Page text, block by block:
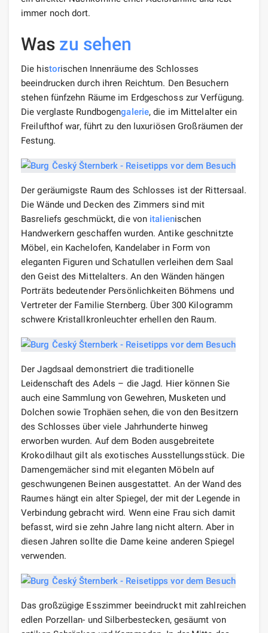
immer noch dort.
Was zu sehen
Die historischen Innenräume des Schlosses
beeindrucken durch ihren Reichtum. Den Besuchern
stehen fünfzehn Räume im Erdgeschoss zur Verfügung.
Die verglaste Rundbogengalerie, die im Mittelalter ein
Freilufthof war, führt zu den luxuriösen Großräumen der
Festung.
Der geräumigste Raum des Schlosses ist der Rittersaal.
Die Wände und Decken des Zimmers sind mit
Basreliefs geschmückt, die von italienischen
Handwerkern geschaffen wurden. Antike geschnitzte
Möbel, ein Kachelofen, Kandelaber in Form von
eleganten Figuren und Schatullen verleihen dem Saal
den Geist des Mittelalters. An den Wänden hängen
Porträts bedeutender Persönlichkeiten Böhmens und
Vertreter der Familie Sternberg. Über 300 Kilogramm
schwere Kristallkronleuchter erhellen den Raum.
Der Jagdsaal demonstriert die traditionelle
Leidenschaft des Adels – die Jagd. Hier können Sie
auch eine Sammlung von Gewehren, Musketen und
Dolchen sowie Trophäen sehen, die von den Besitzern
des Schlosses über viele Jahrhunderte hinweg
erworben wurden. Auf dem Boden ausgebreitete
Krokodilhaut gilt als exotisches Ausstellungsstück. Die
Damengemächer sind mit eleganten Möbeln auf
geschwungenen Beinen ausgestattet. An der Wand des
Raumes hängt ein alter Spiegel, der mit der Legende in
Verbindung gebracht wird. Wenn eine Frau sich damit
befasst, wird sie zehn Jahre lang nicht altern. Aber in
diesen Jahren sollte die Dame keine anderen Spiegel
verwenden.
Das großzügige Esszimmer beeindruckt mit zahlreichen
edlen Porzellan- und Silberbestecken, gesäumt von